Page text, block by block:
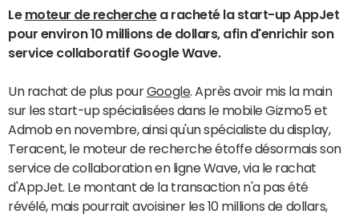
Le moteur de recherchea racheté la start-up AppJet
pour environ 10 millions de dollars, afin d'enrichir son
service collaboratif Google Wave.
Un rachat de plus pourGoogle. Après avoir mis la main
sur les start-up spécialisées dans le mobile Gizmo5 et
Admob en novembre, ainsi qu'un spécialiste du display,
Teracent, le moteur de recherche étoffe désormais son
service de collaboration en ligne Wave, via le rachat
d'AppJet. Le montant de la transaction n'a pas été
révélé, mais pourrait avoisiner les 10 millions de dollars,